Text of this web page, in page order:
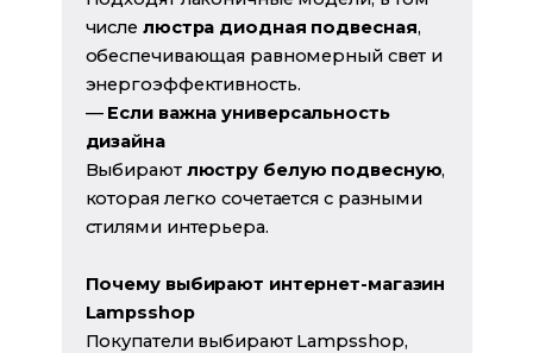
числе люстра диодная подвесная,
обеспечивающая равномерный свет и
энергоэффективность.
— Если важна универсальность
дизайна
Выбирают люстру белую подвесную,
которая легко сочетается с разными
стилями интерьера.
Почему выбирают интернет-магазин
Lampsshop
Покупатели выбирают Lampsshop,